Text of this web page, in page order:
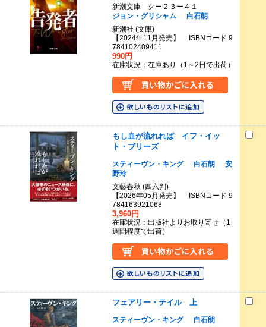
新潮文庫 クー２３ー４１
ジョン・グリシャム
白石朗
新潮社 (文庫)
【2024年11月発売】 ISBNコード 9
784102409411
990円
在庫状況：在庫あり（1～2日で出荷）
もし血が流れれば イフ・イッ
ト・ブリーズ
スティーヴン・キング 白石朗
安
野玲
文藝春秋 (四六判)
【2026年05月発売】 ISBNコード 9
784163921068
3,960円
在庫状況：出版社よりお取り寄せ（1
週間程度で出荷）
フェアリー・テイル 上
スティーヴン・キング
白石朗